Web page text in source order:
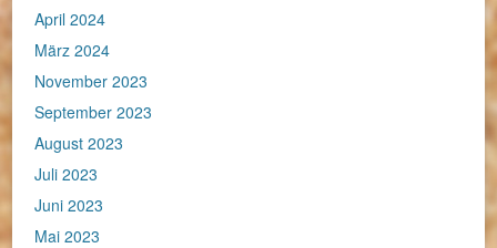
April 2024
März 2024
November 2023
September 2023
August 2023
Juli 2023
Juni 2023
Mai 2023